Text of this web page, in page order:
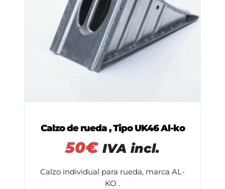
Calzo de rueda , Tipo UK46 Al-ko
50€ IVA incl.
Calzo individual para rueda, marca AL-
KO .